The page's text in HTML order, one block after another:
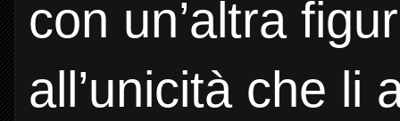
con un’altra
all’unicità che li